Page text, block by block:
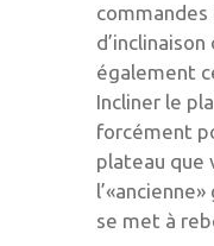
également
Incliner le
forcément
plateau que
se met à